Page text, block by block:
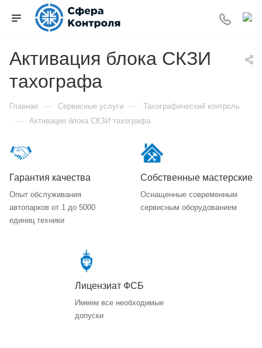
Активация блока СКЗИ
тахографа
Главная — Сервисные услуги — Тахографический контроль
— Активация блока СКЗИ тахографа
Гарантия качества
Опыт обслуживания
автопарков от 1 до 5000
единиц техники
Собственные мастерские
Оснащенные современным
сервисным оборудованием
Лицензиат ФСБ
Имеем все необходимые
допуски